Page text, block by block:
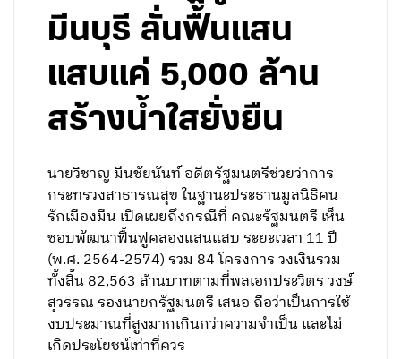
มีนบุรี ลั่นฟื้นแสน
แสบแค่ 5,000 ล้าน
สร้างน้ำใสยั่งยืน
นายวิชาญ มีนชัยนันท์ อดีตรัฐมนตรีช่วยว่าการ
กระทรวงสาธารณสุข ในฐานะประธานมูลนิธิคน
รักเมืองมีน เปิดเผยถึงกรณีที่ คณะรัฐมนตรี เห็น
ชอบพัฒนาฟื้นฟูคลองแสนแสบ ระยะเวลา 11 ปี
(พ.ศ. 2564-2574) รวม 84 โครงการ วงเงินรวม
ทั้งสิ้น 82,563 ล้านบาทตามที่พลเอกประวิตร วงษ์
สุวรรณ รองนายกรัฐมนตรี เสนอ ถือว่าเป็นการใช้
งบประมาณที่สูงมากเกินกว่าความจำเป็น และไม่
เกิดประโยชน์เท่าที่ควร